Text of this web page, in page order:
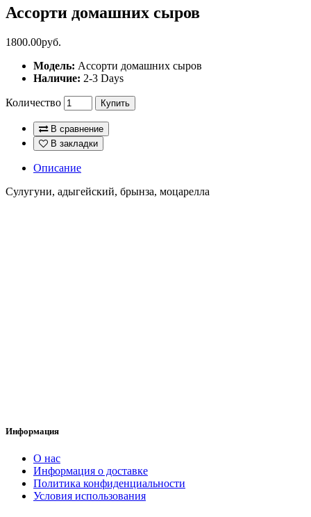
Ассорти домашних сыров
1800.00руб.
Модель: Ассорти домашних сыров
Наличие: 2-3 Days
Количество Купить
В сравнение
В закладки
Описание
Сулугуни, адыгейский, брынза, моцарелла
Информация
O нас
Информация о доставке
Политика конфиденциальности
Условия использования